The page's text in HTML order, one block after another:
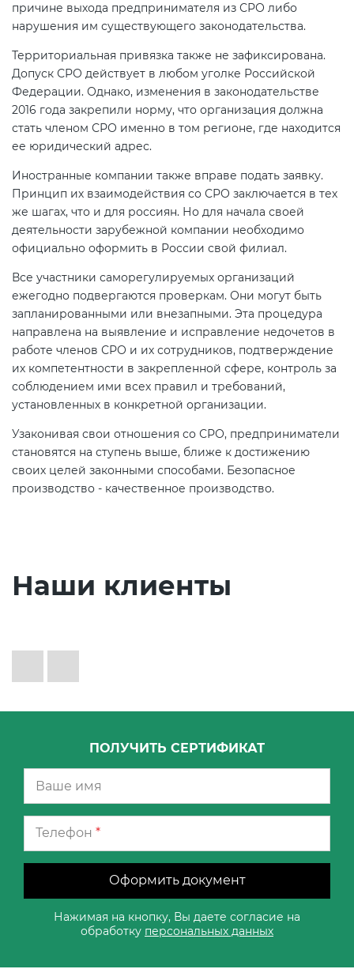
причине выхода предпринимателя из СРО либо
нарушения им существующего законодательства.
Территориальная привязка также не зафиксирована.
Допуск СРО действует в любом уголке Российской
Федерации. Однако, изменения в законодательстве
2016 года закрепили норму, что организация должна
стать членом СРО именно в том регионе, где находится
ее юридический адрес.
Иностранные компании также вправе подать заявку.
Принцип их взаимодействия со СРО заключается в тех
же шагах, что и для россиян. Но для начала своей
деятельности зарубежной компании необходимо
официально оформить в России свой филиал.
Все участники саморегулируемых организаций
ежегодно подвергаются проверкам. Они могут быть
запланированными или внезапными. Эта процедура
направлена на выявление и исправление недочетов в
работе членов СРО и их сотрудников, подтверждение
их компетентности в закрепленной сфере, контроль за
соблюдением ими всех правил и требований,
установленных в конкретной организации.
Узаконивая свои отношения со СРО, предприниматели
становятся на ступень выше, ближе к достижению
своих целей законными способами. Безопасное
производство - качественное производство.
Наши клиенты
ПОЛУЧИТЬ СЕРТИФИКАТ
Телефон *
Оформить документ
Нажимая на кнопку, Вы даете согласие на
обработку персональных данных